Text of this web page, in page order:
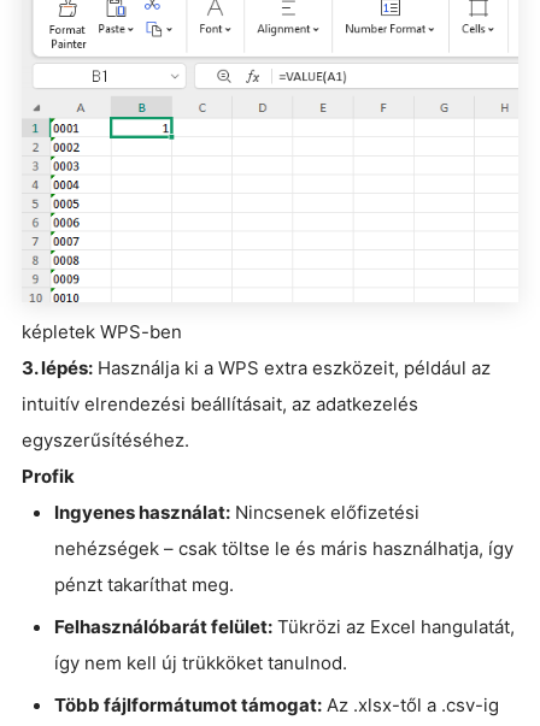
képletek WPS-ben
3. lépés: Használja ki a WPS extra eszközeit, például az
intuitív elrendezési beállításait, az adatkezelés
egyszerűsítéséhez.
Profik
Ingyenes használat: Nincsenek előfizetési
nehézségek – csak töltse le és máris használhatja, így
pénzt takaríthat meg.
Felhasználóbarát felület: Tükrözi az Excel hangulatát,
így nem kell új trükköket tanulnod.
Több fájlformátumot támogat: Az .xlsx-től a .csv-ig